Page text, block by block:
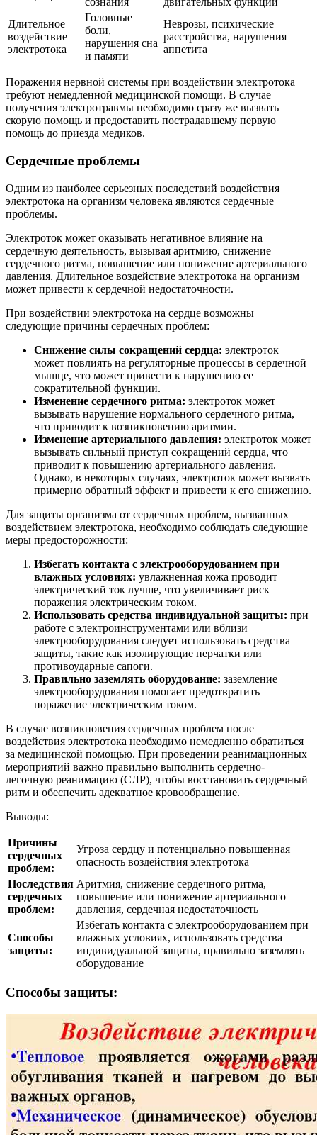
Длительное
воздействие
электротока
Головные
боли,
нарушения сна
и памяти
Неврозы, психические
расстройства, нарушения
аппетита
Поражения нервной системы при воздействии электротока
требуют немедленной медицинской помощи. В случае
получения электротравмы необходимо сразу же вызвать
скорую помощь и предоставить пострадавшему первую
помощь до приезда медиков.
Сердечные проблемы
Одним из наиболее серьезных последствий воздействия
электротока на организм человека являются сердечные
проблемы.
Электроток может оказывать негативное влияние на
сердечную деятельность, вызывая аритмию, снижение
сердечного ритма, повышение или понижение артериального
давления. Длительное воздействие электротока на организм
может привести к сердечной недостаточности.
При воздействии электротока на сердце возможны
следующие причины сердечных проблем:
Снижение силы сокращений сердца: электроток
может повлиять на регуляторные процессы в сердечной
мышце, что может привести к нарушению ее
сократительной функции.
Изменение сердечного ритма: электроток может
вызывать нарушение нормального сердечного ритма,
что приводит к возникновению аритмии.
Изменение артериального давления: электроток может
вызывать сильный приступ сокращений сердца, что
приводит к повышению артериального давления.
Однако, в некоторых случаях, электроток может вызвать
примерно обратный эффект и привести к его снижению.
Для защиты организма от сердечных проблем, вызванных
воздействием электротока, необходимо соблюдать следующие
меры предосторожности:
Избегать контакта с электрооборудованием при
влажных условиях: увлажненная кожа проводит
электрический ток лучше, что увеличивает риск
поражения электрическим током.
Использовать средства индивидуальной защиты: при
работе с электроинструментами или вблизи
электрооборудования следует использовать средства
защиты, такие как изолирующие перчатки или
противоударные сапоги.
Правильно заземлять оборудование: заземление
электрооборудования помогает предотвратить
поражение электрическим током.
В случае возникновения сердечных проблем после
воздействия электротока необходимо немедленно обратиться
за медицинской помощью. При проведении реанимационных
мероприятий важно правильно выполнить сердечно-
легочную реанимацию (СЛР), чтобы восстановить сердечный
ритм и обеспечить адекватное кровообращение.
Выводы:
Причины
сердечных
проблем:
Угроза сердцу и потенциально повышенная
опасность воздействия электротока
Последствия
сердечных
проблем:
Аритмия, снижение сердечного ритма,
повышение или понижение артериального
давления, сердечная недостаточность
Способы
защиты:
Избегать контакта с электрооборудованием при
влажных условиях, использовать средства
индивидуальной защиты, правильно заземлять
оборудование
Способы защиты: